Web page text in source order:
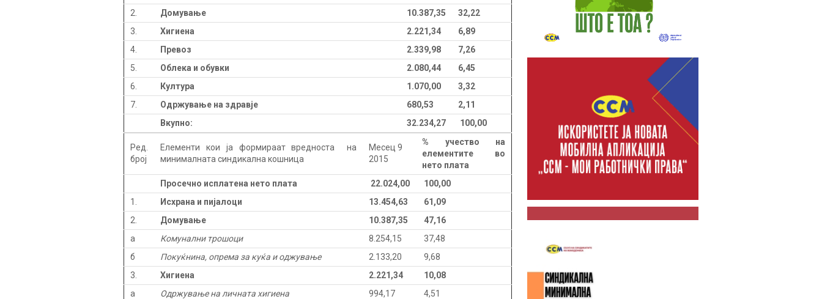
2.
Домување 10.387,35
32,22
3.
Хигиена 2.221,34
6,89
4.
Превоз 2.339,98
7,26
5.
Облека и обувки 2.080,44
6,45
6.
Култура 1.070,00
3,32
7.
Одржување на здравје 680,53
2,11
Вкупно:
32.234,27 100,00
Ред.
број
Елементи кои ја формираат вредноста на
минималната синдикална кошница
Mесец 9
2015
% учество на
елементите во
нето плата
Просечно исплатена нето плата
22.024,00
100,00
1.
Исхрана и пијалоци 13.454,63
61,09
2.
Домување 10.387,35
47,16
а
Комунални трошоци 8.254,15
37,48
б
Покуќнина, опрема за куќа и оджување 2.133,20
9,68
3.
Хигиена 2.221,34
10,08
а
Одржување на личната хигиена 994,17
4,51